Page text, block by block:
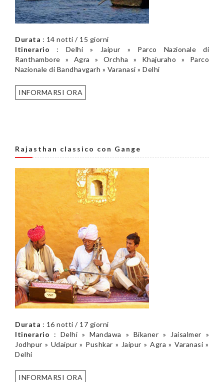
Durata : 14 notti / 15 giorni
Itinerario : Delhi » Jaipur » Parco Nazionale di
Ranthambore » Agra » Orchha » Khajuraho » Parco
Nazionale di Bandhavgarh » Varanasi » Delhi
INFORMARSI ORA
Rajasthan classico con Gange
Durata : 16 notti / 17 giorni
Itinerario : Delhi » Mandawa » Bikaner » Jaisalmer »
Jodhpur » Udaipur » Pushkar » Jaipur » Agra » Varanasi »
Delhi
INFORMARSI ORA